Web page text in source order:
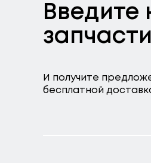
Введите
запчасти
И получите
бесплатной